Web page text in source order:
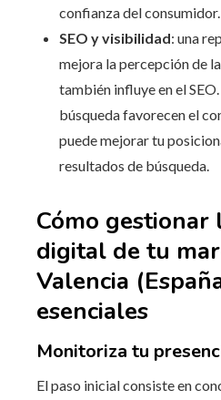
confianza del consumidor.
SEO y visibilidad: una
mejora la percepción de
también influye en el
búsqueda favorecen el
puede mejorar tu
resultados de búsqueda.
Cómo gestionar
digital de tu
Valencia
esenciales
Monitoriza tu
El paso inicial consiste en